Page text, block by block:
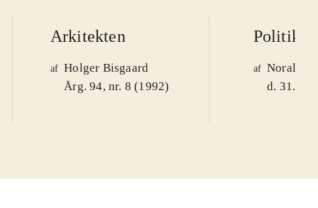
Arkitekten
af Holger Bisgaard
Årg. 94, nr. 8 (1992)
Politiken
af Noralv
d. 31.